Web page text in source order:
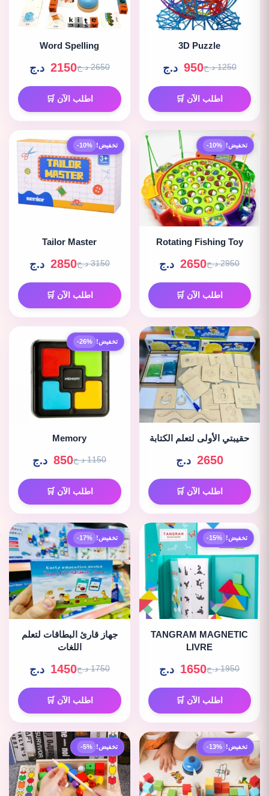
3D Puzzle
1250 د.ج 950 د.ج
اطلب الآن 🛒
Word Spelling
2650 د.ج 2150 د.ج
اطلب الآن 🛒
تخفيض! -10%
Rotating Fishing Toy
2950 د.ج 2650 د.ج
اطلب الآن 🛒
تخفيض! -10%
Tailor Master
3150 د.ج 2850 د.ج
اطلب الآن 🛒
حقيبتي الأولى لتعلم الكتابة
2650 د.ج
اطلب الآن 🛒
تخفيض! -26%
Memory
1150 د.ج 850 د.ج
اطلب الآن 🛒
تخفيض! -15%
TANGRAM MAGNETIC
LIVRE
1950 د.ج 1650 د.ج
اطلب الآن 🛒
تخفيض! -17%
جهاز قارئ البطاقات لتعلم
اللغات
1750 د.ج 1450 د.ج
اطلب الآن 🛒
تخفيض! -13% تخفيض! -5%